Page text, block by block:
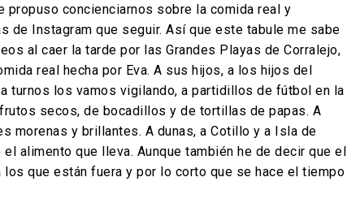
propuso concienciarnos sobre la comida real y
de Instagram que seguir. Así que este tabule me sabe
al caer la tarde por las Grandes Playas de Corralejo,
real hecha por Eva. A sus hijos, a los hijos del
turnos los vamos vigilando, a partidillos de fútbol en la
secos, de bocadillos y de tortillas de papas. A
morenas y brillantes. A dunas, a Cotillo y a Isla de
alimento que lleva. Aunque también he de decir que el
que están fuera y por lo corto que se hace el tiempo